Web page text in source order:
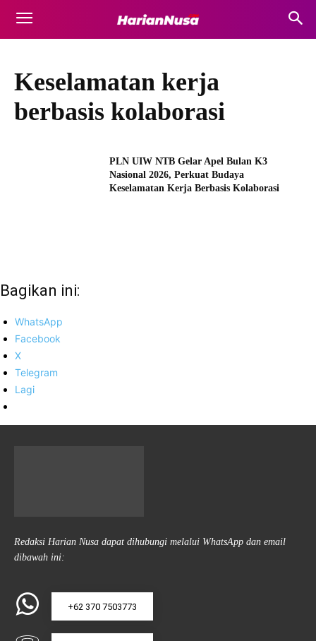
Keselamatan kerja
berbasis kolaborasi
PLN UIW NTB Gelar Apel Bulan K3
Nasional 2026, Perkuat Budaya
Keselamatan Kerja Berbasis Kolaborasi
Bagikan ini:
WhatsApp
Facebook
X
Telegram
Lagi
Redaksi Harian Nusa dapat dihubungi melalui WhatsApp dan email
dibawah ini:
+62 370 7503773